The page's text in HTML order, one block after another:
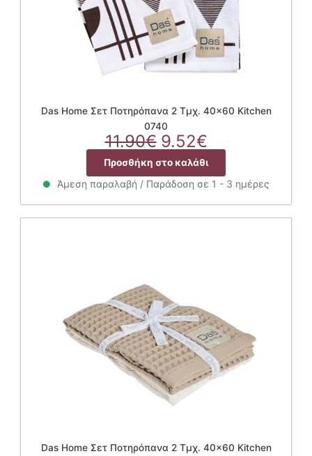
Das Home Σετ Ποτηρόπανα 2 Τμχ. 40×60 Kitchen
0740
11.90€ Original
price
was:
11.90€.
9.52€Η
τρέχουσα
τιμή
είναι:
9.52€.
Προσθήκη στο καλάθι
Άμεση παραλαβή / Παράδοση σε 1 - 3 ημέρες
Das Home Σετ Ποτηρόπανα 2 Τμχ. 40×60 Kitchen